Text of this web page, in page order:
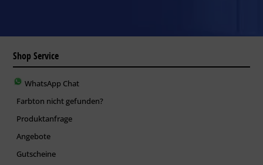
Shop Service
WhatsApp Chat
Farbton nicht gefunden?
Produktanfrage
Angebote
Gutscheine